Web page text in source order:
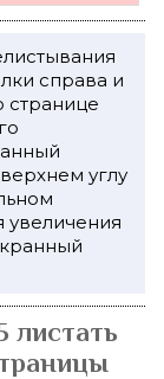
справа и
странице
углу
увеличения
листать